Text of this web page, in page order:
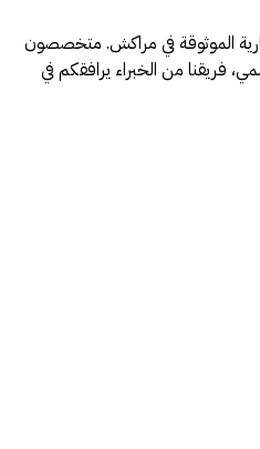
الموثوقة في مراكش. متخصصون
فريقنا من الخبراء يرافقكم في